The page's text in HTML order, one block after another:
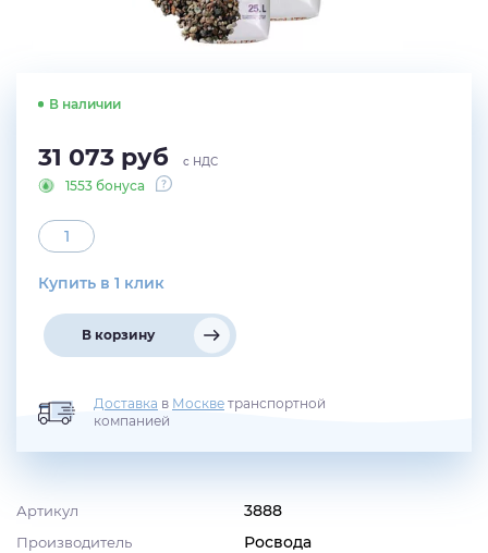
Артикул 3888
Производитель
Росвода
В наличии
31 073 руб с НДС
1553 бонуса
Купить в 1 клик
В корзину
Доставка в Москве транспортной
компанией